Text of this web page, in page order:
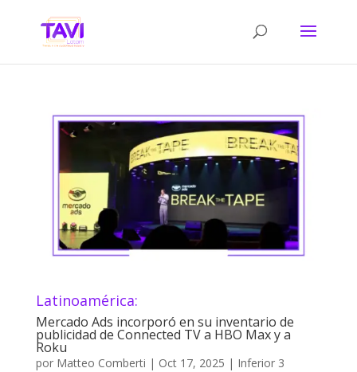
Latinoamérica:
Mercado Ads incorporó en su inventario de
publicidad de Connected TV a HBO Max y a
Roku
por Matteo Comberti | Oct 17, 2025 | Inferior 3